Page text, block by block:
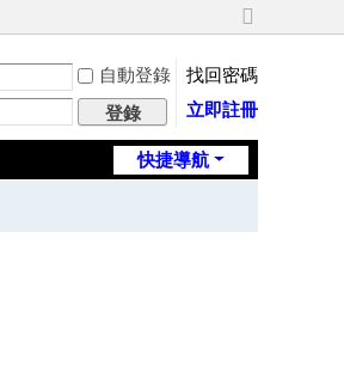
切
到
寬
版
自動登錄
找回密碼
登錄 立即註冊
快捷導航